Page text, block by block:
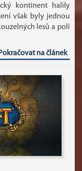
kontinent halily
však byly jednou
lesů a polí
Pokračovat na článek